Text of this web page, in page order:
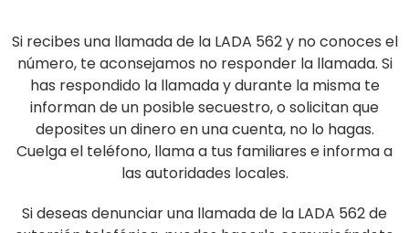
Si recibes una llamada de la LADA 562 y no conoces el
número, te aconsejamos no responder la llamada. Si
has respondido la llamada y durante la misma te
informan de un posible secuestro, o solicitan que
deposites un dinero en una cuenta, no lo hagas.
Cuelga el teléfono, llama a tus familiares e informa a
las autoridades locales.
Si deseas denunciar una llamada de la LADA 562 de